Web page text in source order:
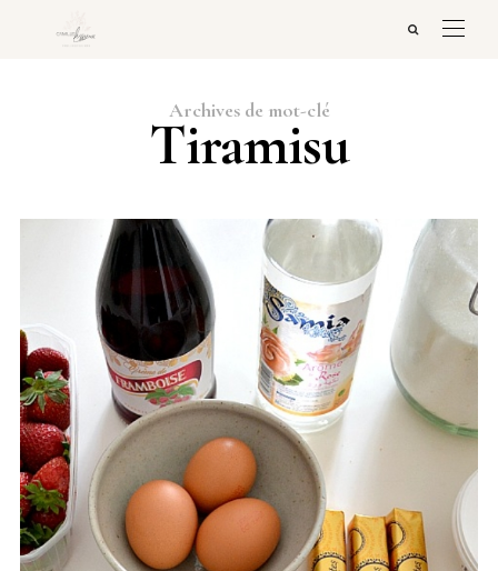
Archives de mot-clé
Tiramisu